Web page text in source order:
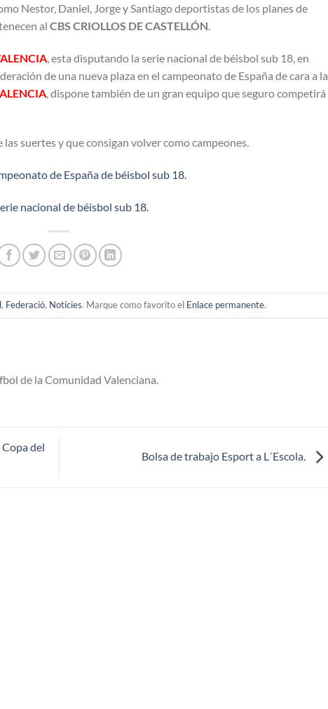
Nestor, Daniel, Jorge y Santiago deportistas de los planes de
al CBS CRIOLLOS DE CASTELLÓN
, esta disputando la serie nacional de béisbol sub 18, en
de una nueva plaza en el campeonato de España de cara a la
, dispone también de un gran equipo que seguro competirá
las suertes y que consigan volver como campeones.
de España de béisbol sub 18.
nacional de béisbol sub 18.
, Federació, Notícies. Marque como favorito el Enlace permanente.
de la Comunidad Valenciana.
del
Bolsa de trabajo Esport a L´Escola.